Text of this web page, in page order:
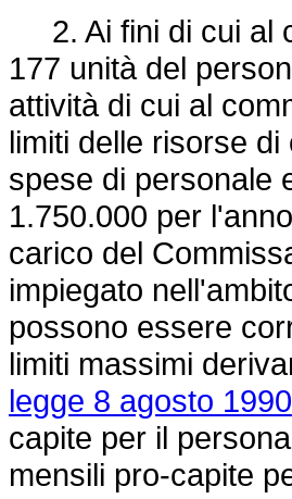
2. Ai fini di cui al
177 unità del
attività di cui al
limiti delle risorse
spese di personale
1.750.000 per
carico del
impiegato
possono essere
limiti massimi
legge 8 agosto
capite per il
mensili pro-capite